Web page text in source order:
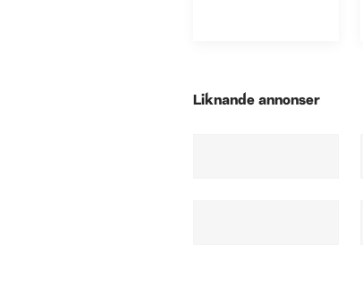
Liknande annonser